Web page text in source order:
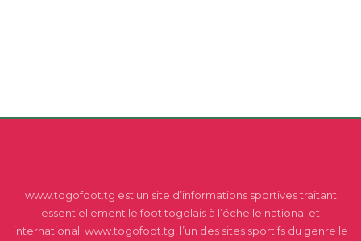
www.togofoot.tg est un site d’informations sportives traitant
essentiellement le foot togolais à l’échelle national et
international. www.togofoot.tg, l’un des sites sportifs du genre le